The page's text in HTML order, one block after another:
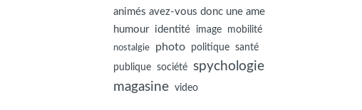
animés avez-vous donc une ame
humour identité image mobilité
nostalgie photo politique santé
publique société spychologie
magasine video